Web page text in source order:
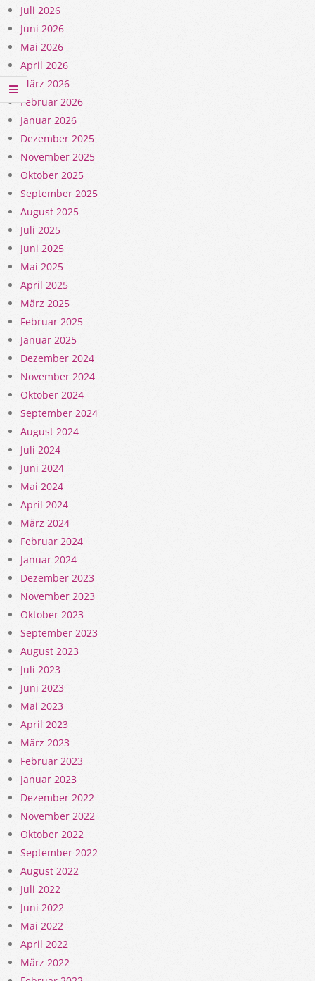
Juli 2026
Juni 2026
Mai 2026
April 2026
März 2026
Februar 2026
Januar 2026
Dezember 2025
November 2025
Oktober 2025
September 2025
August 2025
Juli 2025
Juni 2025
Mai 2025
April 2025
März 2025
Februar 2025
Januar 2025
Dezember 2024
November 2024
Oktober 2024
September 2024
August 2024
Juli 2024
Juni 2024
Mai 2024
April 2024
März 2024
Februar 2024
Januar 2024
Dezember 2023
November 2023
Oktober 2023
September 2023
August 2023
Juli 2023
Juni 2023
Mai 2023
April 2023
März 2023
Februar 2023
Januar 2023
Dezember 2022
November 2022
Oktober 2022
September 2022
August 2022
Juli 2022
Juni 2022
Mai 2022
April 2022
März 2022